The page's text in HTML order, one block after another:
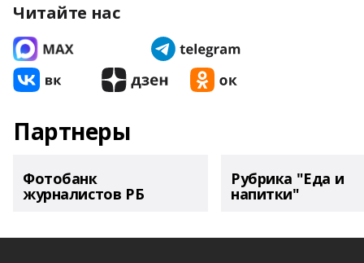
Читайте нас
Партнеры
Фотобанк
журналистов РБ
Рубрика "Еда и
напитки"